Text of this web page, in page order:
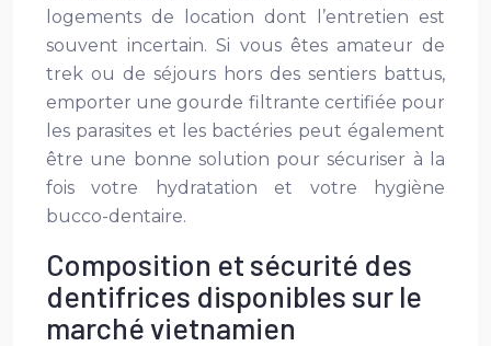
logements de location dont l’entretien est
souvent incertain. Si vous êtes amateur de
trek ou de séjours hors des sentiers battus,
emporter une gourde filtrante certifiée pour
les parasites et les bactéries peut également
être une bonne solution pour sécuriser à la
fois votre hydratation et votre hygiène
bucco-dentaire.
Composition et sécurité des
dentifrices disponibles sur le
marché vietnamien